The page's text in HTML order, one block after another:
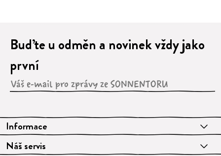
Informace
Náš servis
Buďte u odměn a novinek vždy jako
první